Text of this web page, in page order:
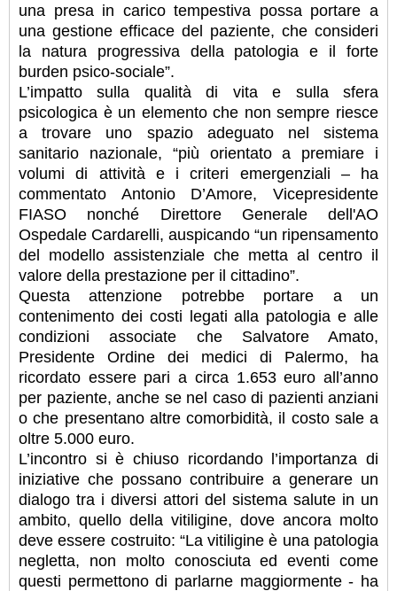
una presa in carico tempestiva possa portare a
una gestione efficace del paziente, che consideri
la natura progressiva della patologia e il forte
burden psico-sociale”.
L’impatto sulla qualità di vita e sulla sfera
psicologica è un elemento che non sempre riesce
a trovare uno spazio adeguato nel sistema
sanitario nazionale, “più orientato a premiare i
volumi di attività e i criteri emergenziali – ha
commentato Antonio D’Amore, Vicepresidente
FIASO nonché Direttore Generale dell'AO
Ospedale Cardarelli, auspicando “un ripensamento
del modello assistenziale che metta al centro il
valore della prestazione per il cittadino”.
Questa attenzione potrebbe portare a un
contenimento dei costi legati alla patologia e alle
condizioni associate che Salvatore Amato,
Presidente Ordine dei medici di Palermo, ha
ricordato essere pari a circa 1.653 euro all’anno
per paziente, anche se nel caso di pazienti anziani
o che presentano altre comorbidità, il costo sale a
oltre 5.000 euro.
L’incontro si è chiuso ricordando l’importanza di
iniziative che possano contribuire a generare un
dialogo tra i diversi attori del sistema salute in un
ambito, quello della vitiligine, dove ancora molto
deve essere costruito: “La vitiligine è una patologia
negletta, non molto conosciuta ed eventi come
questi permettono di parlarne maggiormente - ha